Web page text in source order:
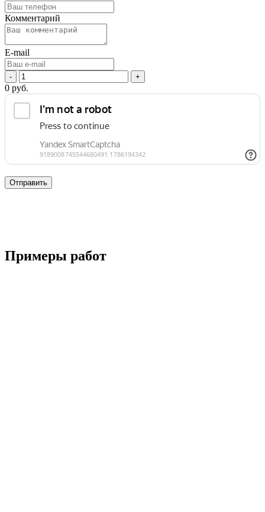
Комментарий
E-mail
- +
0 руб.
Отправить
Примеры работ